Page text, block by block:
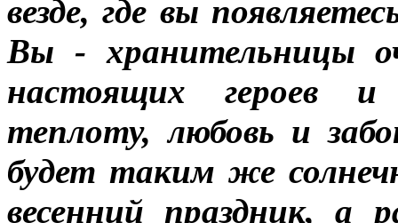
везде, где вы
Вы - хранительницы
настоящих героев и
теплоту, любовь и
будет таким же
весенний праздник, а